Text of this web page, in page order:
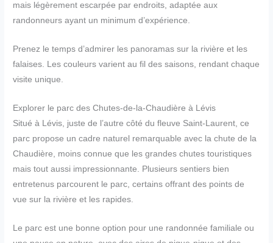
mais légèrement escarpée par endroits, adaptée aux
randonneurs ayant un minimum d’expérience.
Prenez le temps d’admirer les panoramas sur la rivière et les
falaises. Les couleurs varient au fil des saisons, rendant chaque
visite unique.
Explorer le parc des Chutes-de-la-Chaudière à Lévis
Situé à Lévis, juste de l’autre côté du fleuve Saint-Laurent, ce
parc propose un cadre naturel remarquable avec la chute de la
Chaudière, moins connue que les grandes chutes touristiques
mais tout aussi impressionnante. Plusieurs sentiers bien
entretenus parcourent le parc, certains offrant des points de
vue sur la rivière et les rapides.
Le parc est une bonne option pour une randonnée familiale ou